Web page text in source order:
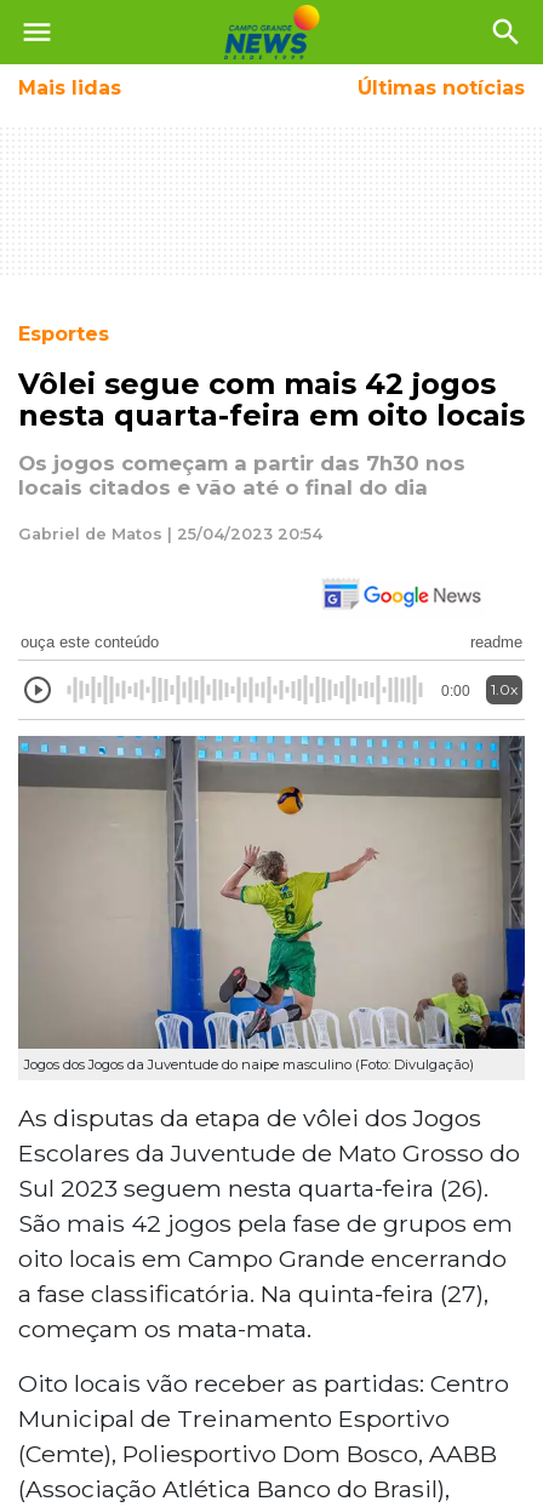
menu search
Mais lidas Últimas notícias
Esportes
Vôlei segue com mais 42 jogos
nesta quarta-feira em oito locais
Os jogos começam a partir das 7h30 nos
locais citados e vão até o final do dia
Gabriel de Matos | 25/04/2023 20:54
ouça este conteúdo readme
0:00 1.0x
Jogos dos Jogos da Juventude do naipe masculino (Foto: Divulgação)
As disputas da etapa de vôlei dos Jogos
Escolares da Juventude de Mato Grosso do
Sul 2023 seguem nesta quarta-feira (26).
São mais 42 jogos pela fase de grupos em
oito locais em Campo Grande encerrando
a fase classificatória. Na quinta-feira (27),
começam os mata-mata.
Oito locais vão receber as partidas: Centro
Municipal de Treinamento Esportivo
(Cemte), Poliesportivo Dom Bosco, AABB
(Associação Atlética Banco do Brasil),